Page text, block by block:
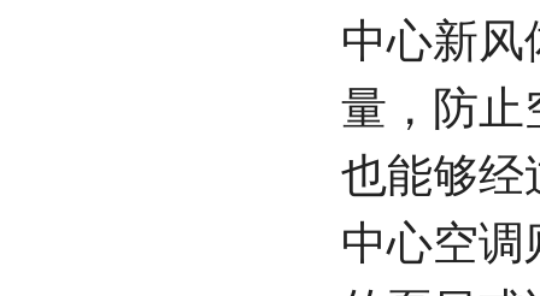
中心新风
量，防止
也能够经
中心空调